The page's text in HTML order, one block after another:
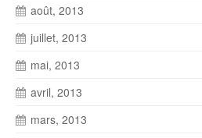
août, 2013
juillet, 2013
mai, 2013
avril, 2013
mars, 2013